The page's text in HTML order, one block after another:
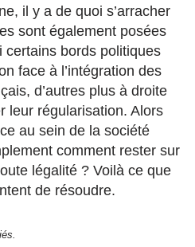
il y a de quoi s’arracher
sont également posées
certains bords politiques
face à l’intégration des
d’autres plus à droite
leur régularisation. Alors
au sein de la société
comment rester sur
légalité ? Voilà ce que
de résoudre.